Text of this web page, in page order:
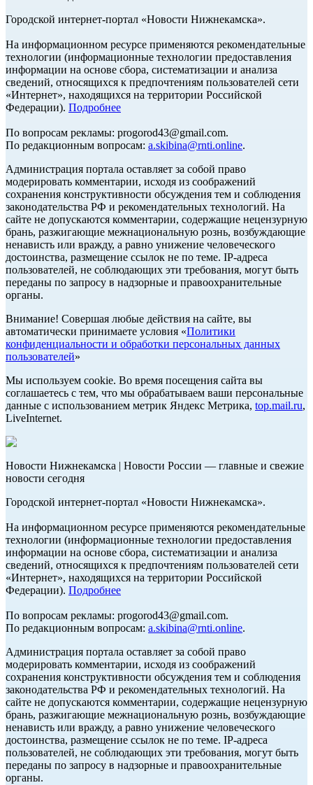
Городской интернет-портал «Новости Нижнекамска».
На информационном ресурсе применяются рекомендательные
технологии (информационные технологии предоставления
информации на основе сбора, систематизации и анализа
сведений, относящихся к предпочтениям пользователей сети
«Интернет», находящихся на территории Российской
Федерации). Подробнее
По вопросам рекламы: progorod43@gmail.com.
По редакционным вопросам: a.skibina@rnti.online.
Администрация портала оставляет за собой право
модерировать комментарии, исходя из соображений
сохранения конструктивности обсуждения тем и соблюдения
законодательства РФ и рекомендательных технологий. На
сайте не допускаются комментарии, содержащие нецензурную
брань, разжигающие межнациональную рознь, возбуждающие
ненависть или вражду, а равно унижение человеческого
достоинства, размещение ссылок не по теме. IP-адреса
пользователей, не соблюдающих эти требования, могут быть
переданы по запросу в надзорные и правоохранительные
органы.
Внимание! Совершая любые действия на сайте, вы
автоматически принимаете условия «Политики
конфиденциальности и обработки персональных данных
пользователей»
Мы используем cookie. Во время посещения сайта вы
соглашаетесь с тем, что мы обрабатываем ваши персональные
данные с использованием метрик Яндекс Метрика, top.mail.ru,
LiveInternet.
Новости Нижнекамска | Новости России — главные и свежие
новости сегодня
Городской интернет-портал «Новости Нижнекамска».
На информационном ресурсе применяются рекомендательные
технологии (информационные технологии предоставления
информации на основе сбора, систематизации и анализа
сведений, относящихся к предпочтениям пользователей сети
«Интернет», находящихся на территории Российской
Федерации). Подробнее
По вопросам рекламы: progorod43@gmail.com.
По редакционным вопросам: a.skibina@rnti.online.
Администрация портала оставляет за собой право
модерировать комментарии, исходя из соображений
сохранения конструктивности обсуждения тем и соблюдения
законодательства РФ и рекомендательных технологий. На
сайте не допускаются комментарии, содержащие нецензурную
брань, разжигающие межнациональную рознь, возбуждающие
ненависть или вражду, а равно унижение человеческого
достоинства, размещение ссылок не по теме. IP-адреса
пользователей, не соблюдающих эти требования, могут быть
переданы по запросу в надзорные и правоохранительные
органы.